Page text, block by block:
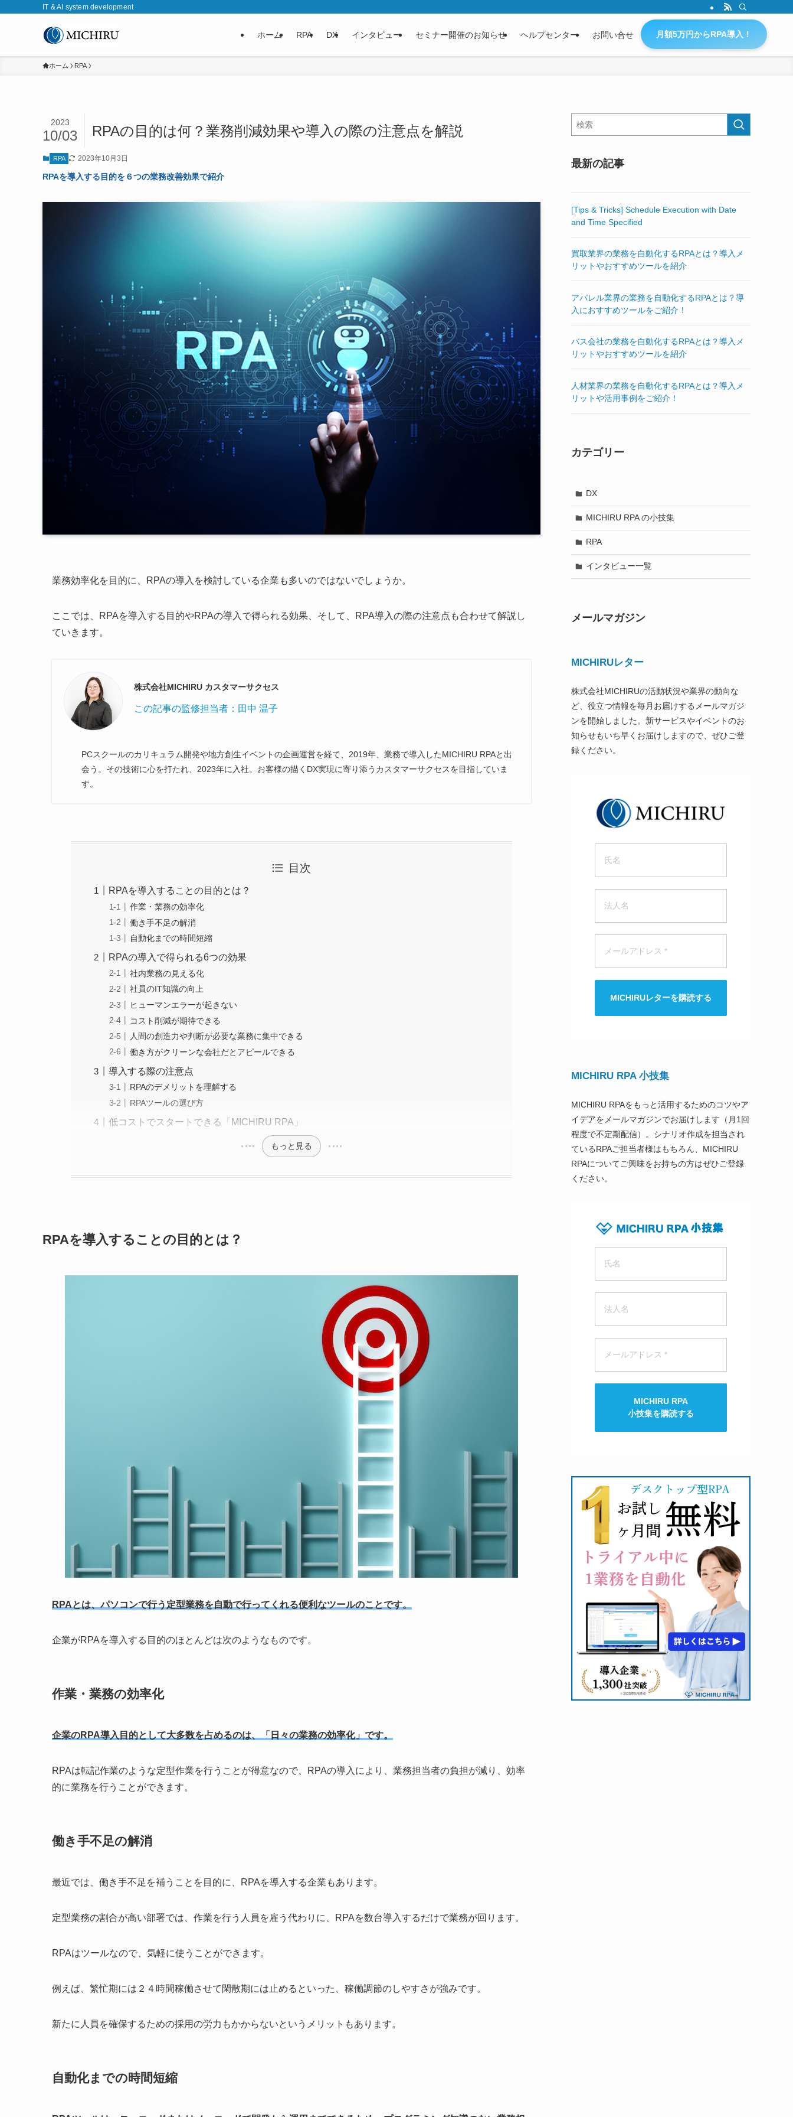
IT & AI system development
ホーム RPA DX インタビュー セミナー開催のお知らせ ヘルプセンター お問い合せ 月額5万円からRPA導入！
ホーム RPA
RPAの目的は何？業務削減効果や導入の際の注意点を解説
2023
10/03
RPA 2023年10月3日
RPAを導入する目的を６つの業務改善効果で紹介
業務効率化を目的に、RPAの導入を検討している企業も多いのではないでしょうか。
ここでは、RPAを導入する目的やRPAの導入で得られる効果、そして、RPA導入の際の注意点も合わせて解説し
ていきます。
株式会社MICHIRU カスタマーサクセス
この記事の監修担当者： 田中 温子
PCスクールのカリキュラム開発や地方創生イベントの企画運営を経て、2019年、業務で導入したMICHIRU RPAと出
会う。その技術に心を打たれ、2023年に入社。お客様の描くDX実現に寄り添うカスタマーサクセスを目指していま
す。
目次
RPAを導入することの目的とは？
作業・業務の効率化
働き手不足の解消
自動化までの時間短縮
RPAの導入で得られる6つの効果
社内業務の見える化
社員のIT知識の向上
ヒューマンエラーが起きない
コスト削減が期待できる
人間の創造力や判断が必要な業務に集中できる
働き方がクリーンな会社だとアピールできる
導入する際の注意点
RPAのデメリットを理解する
RPAツールの選び方
低コストでスタートできる「MICHIRU RPA」
もっと見る
RPAを導入することの目的とは？
RPAとは、パソコンで行う定型業務を自動で行ってくれる便利なツールのことです。
企業がRPAを導入する目的のほとんどは次のようなものです。
作業・業務の効率化
企業のRPA導入目的として大多数を占めるのは、「日々の業務の効率化」です。
RPAは転記作業のような定型作業を行うことが得意なので、RPAの導入により、業務担当者の負担が減り、効率
的に業務を行うことができます。
働き手不足の解消
最近では、働き手不足を補うことを目的に、RPAを導入する企業もあります。
定型業務の割合が高い部署では、作業を行う人員を雇う代わりに、RPAを数台導入するだけで業務が回ります。
RPAはツールなので、気軽に使うことができます。
例えば、繁忙期には２４時間稼働させて閑散期には止めるといった、稼働調節のしやすさが強みです。
新たに人員を確保するための採用の労力もかからないというメリットもあります。
自動化までの時間短縮
最新の記事
[Tips & Tricks] Schedule Execution with Date
and Time Specified
買取業界の業務を自動化するRPAとは？導入メ
リットやおすすめツールを紹介
アパレル業界の業務を自動化するRPAとは？導
入におすすめツールをご紹介！
バス会社の業務を自動化するRPAとは？導入メ
リットやおすすめツールを紹介
人材業界の業務を自動化するRPAとは？導入メ
リットや活用事例をご紹介！
カテゴリー
DX
MICHIRU RPA の小技集
RPA
インタビュー一覧
メールマガジン
MICHIRUレター
株式会社MICHIRUの活動状況や業界の動向な
ど、役立つ情報を毎月お届けするメールマガジ
ンを開始しました。新サービスやイベントのお
知らせもいち早くお届けしますので、ぜひご登
録ください。
MICHIRUレターを購読する
MICHIRU RPA 小技集
MICHIRU RPAをもっと活用するためのコツやア
イデアをメールマガジンでお届けします（月1回
程度で不定期配信）。シナリオ作成を担当され
ているRPAご担当者様はもちろん、MICHIRU
RPAについてご興味をお持ちの方はぜひご登録
ください。
MICHIRU RPA
小技集を購読する